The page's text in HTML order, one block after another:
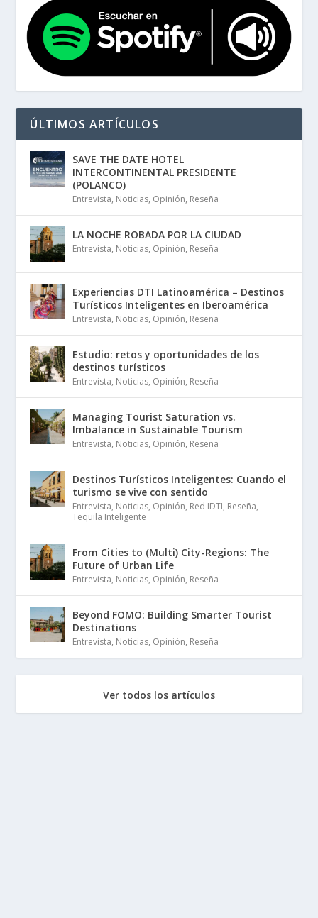
ÚLTIMOS ARTÍCULOS
SAVE THE DATE HOTEL
INTERCONTINENTAL PRESIDENTE
(POLANCO)
Entrevista, Noticias, Opinión, Reseña
LA NOCHE ROBADA POR LA CIUDAD
Entrevista, Noticias, Opinión, Reseña
Experiencias DTI Latinoamérica – Destinos
Turísticos Inteligentes en Iberoamérica
Entrevista, Noticias, Opinión, Reseña
Estudio: retos y oportunidades de los
destinos turísticos
Entrevista, Noticias, Opinión, Reseña
Managing Tourist Saturation vs.
Imbalance in Sustainable Tourism
Entrevista, Noticias, Opinión, Reseña
Destinos Turísticos Inteligentes: Cuando el
turismo se vive con sentido
Entrevista, Noticias, Opinión, Red IDTI, Reseña,
Tequila Inteligente
From Cities to (Multi) City-Regions: The
Future of Urban Life
Entrevista, Noticias, Opinión, Reseña
Beyond FOMO: Building Smarter Tourist
Destinations
Entrevista, Noticias, Opinión, Reseña
Ver todos los artículos